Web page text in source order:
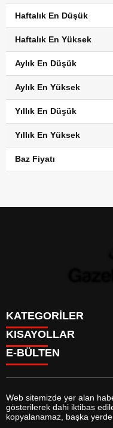
Haftalık En Düşük
Haftalık En Yüksek
Aylık En Düşük
Aylık En Yüksek
Yıllık En Düşük
Yıllık En Yüksek
Baz Fiyatı
KATEGORİLER
GÜNDEM
DÜNYA
SİYASET
MAGAZİN
SAĞLIK
EĞİTİM
YAŞAM
KISAYOLLAR
BURÇLAR
FİKSTÜR
FİRMA EKLE
FİRMA REHBERİ
E-BÜLTEN
gazeteekonomi.com e-
Web sitemizde yer alan
gösterilerek dahi iktibas
kopyalanamaz, başka